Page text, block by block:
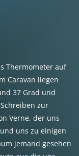
Thermometer auf
Caravan liegen
37 Grad und
zur
Verne, der uns
uns zu einigen
jemand gesehen